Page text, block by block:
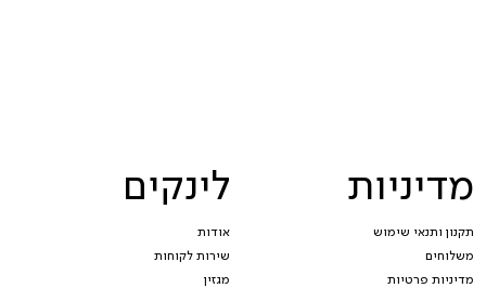
מדיניות
תקנון ותנאי שימוש
משלוחים
מדיניות פרטיות
לינקים
אודות
שירות לקוחות
מגזין